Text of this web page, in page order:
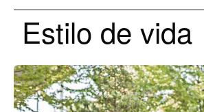
Estilo de vida